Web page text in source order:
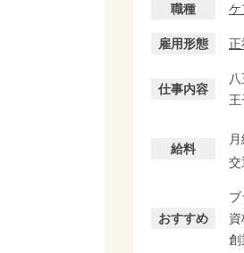
職種 ケ
雇用形態 正
仕事内容
で発
修
り
円
給料
交
おすすめ
創